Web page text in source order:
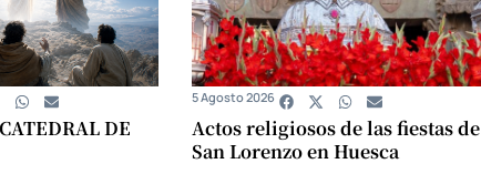
DE
Actos religiosos de las fiestas de
San Lorenzo en Huesca
5 Agosto 2026